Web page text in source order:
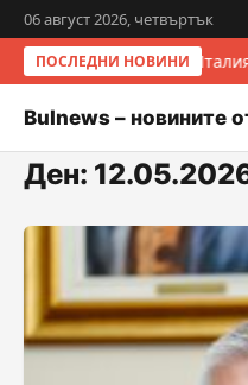
06 август 2026, четвъртък
ПОСЛЕДНИ НОВИНИ
Bulnews – новините
Ден: